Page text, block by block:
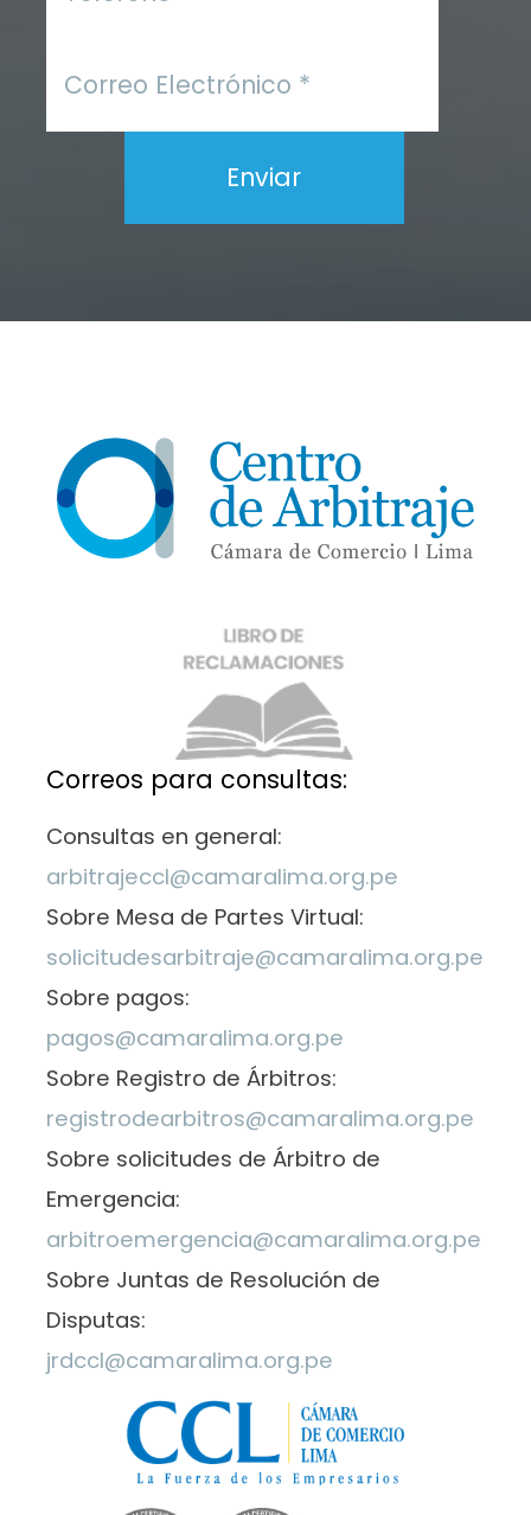
Correos para consultas:
Consultas en general:
arbitrajeccl@camaralima.org.pe
Sobre Mesa de Partes Virtual:
solicitudesarbitraje@camaralima.org.pe
Sobre pagos:
pagos@camaralima.org.pe
Sobre Registro de Árbitros:
registrodearbitros@camaralima.org.pe
Sobre solicitudes de Árbitro de
Emergencia:
arbitroemergencia@camaralima.org.pe
Sobre Juntas de Resolución de
Disputas:
jrdccl@camaralima.org.pe